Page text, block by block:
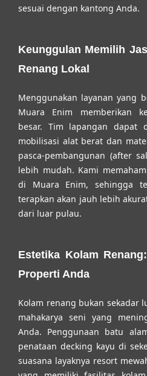
sesuai dengan kantong Anda.
Keunggulan Memilih
Renang Lokal
Menggunakan layanan yang
Muara Enim memberikan
besar. Tim lapangan dapat
mobilisasi alat berat dan
pasca-pembangunan (after
lebih mudah. Kami
di Muara Enim, sehingga
terapkan akan jauh lebih
dari luar pulau.
Estetika Kolam
Properti Anda
Kolam renang bukan sekadar
mahakarya seni yang
Anda. Penggunaan batu
penataan decking kayu di
suasana layaknya resort